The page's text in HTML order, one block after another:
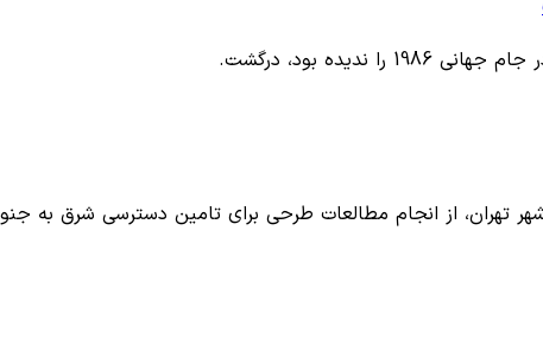
بود، درگشت.
تهران، از انجام مطالعات طرحی برای تامین دسترسی شرق به